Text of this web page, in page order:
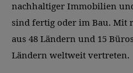
nachhaltiger Immobilien
sind fertig oder im Bau. Mit
aus 48 Ländern und 15
Ländern weltweit vertreten.